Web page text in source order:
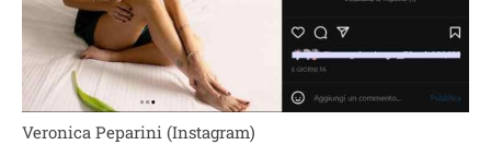
Veronica Peparini (Instagram)